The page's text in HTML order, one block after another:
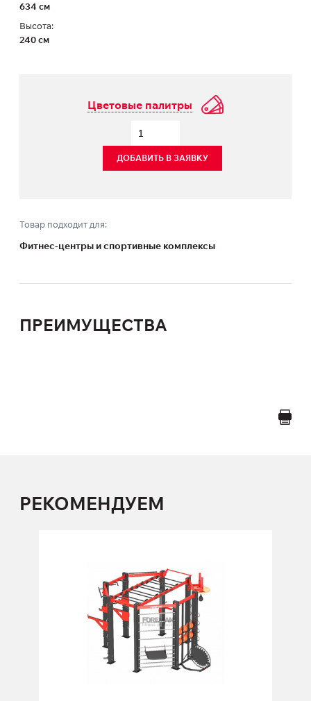
634 см
Высота:
240 см
Цветовые палитры
ДОБАВИТЬ В ЗАЯВКУ
Товар подходит для:
Фитнес-центры и спортивные комплексы
ПРЕИМУЩЕСТВА
РЕКОМЕНДУЕМ
336 см
280 см